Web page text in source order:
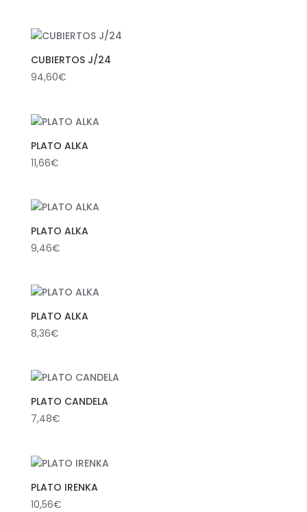
CUBIERTOS J/24
94,60€
PLATO ALKA
11,66€
PLATO ALKA
9,46€
PLATO ALKA
8,36€
PLATO CANDELA
7,48€
PLATO IRENKA
10,56€